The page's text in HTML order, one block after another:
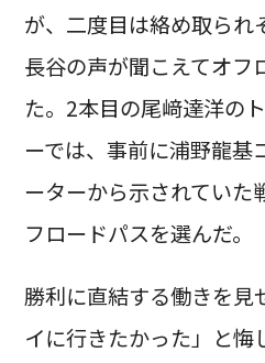
が、二度目は絡め取られ
長谷の声が聞こえてオフ
た。2本目の尾﨑達洋の
ーでは、事前に浦野龍基
ーターから示されていた
フロードパスを選んだ。
勝利に直結する働きを見
イに行きたかった」と悔